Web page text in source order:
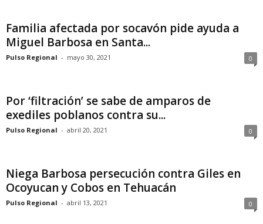
Familia afectada por socavón pide ayuda a
Miguel Barbosa en Santa...
Pulso Regional - mayo 30, 2021 0
Por ‘filtración’ se sabe de amparos de
exediles poblanos contra su...
Pulso Regional - abril 20, 2021 0
Niega Barbosa persecución contra Giles en
Ocoyucan y Cobos en Tehuacán
Pulso Regional - abril 13, 2021 0